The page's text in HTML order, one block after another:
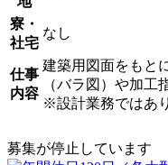
寮・
社宅
なし
仕事
内容
建築用図面をもと
（バラ図）や加
※設計業務ではあ
募集が停止しています